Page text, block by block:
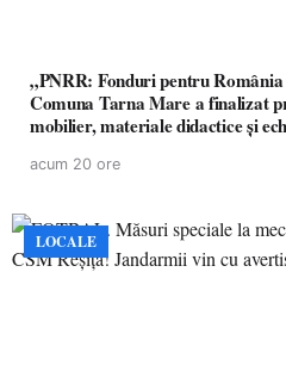
„PNRR: Fonduri pentru
Comuna Tarna Mare a finalizat
mobilier, materiale didactice și
acum 20 ore
LOCALE